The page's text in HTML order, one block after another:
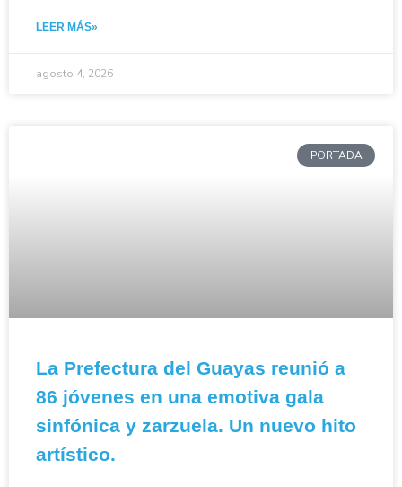
LEER MÁS»
agosto 4, 2026
PORTADA
La Prefectura del Guayas reunió a
86 jóvenes en una emotiva gala
sinfónica y zarzuela. Un nuevo hito
artístico.